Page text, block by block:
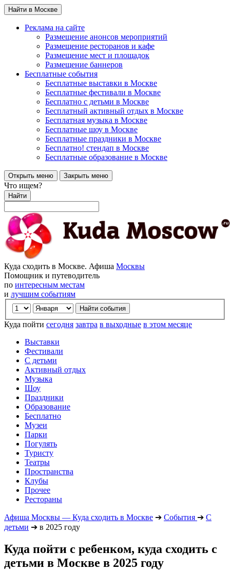
Найти в Москве
Реклама на сайте
Размещение анонсов мероприятий
Размещение ресторанов и кафе
Размещение мест и площадок
Размещение баннеров
Бесплатные события
Бесплатные выставки в Москве
Бесплатные фестивали в Москве
Бесплатно с детьми в Москве
Бесплатный активный отдых в Москве
Бесплатная музыка в Москве
Бесплатные шоу в Москве
Бесплатные праздники в Москве
Бесплатно! стендап в Москве
Бесплатные образование в Москве
Открыть меню Закрыть меню
Что ищем?
Найти
Куда сходить в Москве. Афиша Москвы
Помощник и путеводитель
по интересным местам
и лучшим событиям
Куда пойти сегодня завтра в выходные в этом месяце
Выставки
Фестивали
С детьми
Активный отдых
Музыка
Шоу
Праздники
Образование
Бесплатно
Музеи
Парки
Погулять
Туристу
Театры
Пространства
Клубы
Прочее
Рестораны
Афиша Москвы — Куда сходить в Москве ➔ События ➔ С
детьми ➔ в 2025 году
Куда пойти с ребенком, куда сходить с
детьми в Москве в 2025 году